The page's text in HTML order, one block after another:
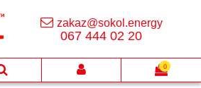
zakaz@sokol.energy
067 444 02 20
0